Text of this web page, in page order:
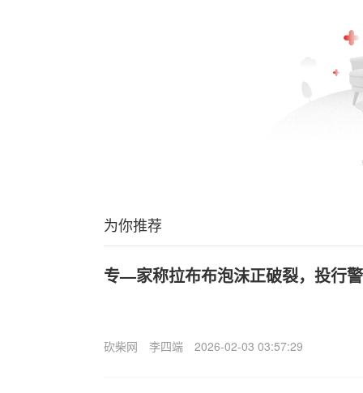
为你推荐
专—家称拉布布泡沫正破裂，投行
砍柴网 李四端 2026-02-03 03:57:29